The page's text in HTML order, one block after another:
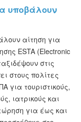
υποβάλουν
αίτηση για
ESTA (Electronic
στις
στους πολίτες
για τουριστικούς,
ιατρικούς και
για έως και